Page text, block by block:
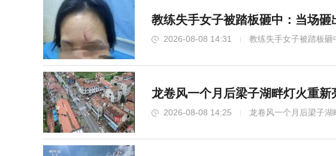
教练失手女子被踏板砸中：当场
2026-08-08 14:31 教练失手女子被踏板砸
龙卷风一个月后梁子湖畔灯火重
2026-08-08 14:25 龙卷风一个月后梁子湖